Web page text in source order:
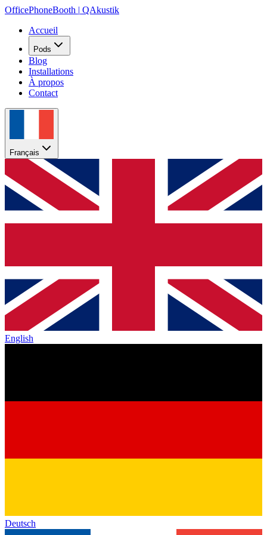
OfficePhoneBooth | QAkustik
Accueil
Pods
Blog
Installations
À propos
Contact
Français
English
Deutsch